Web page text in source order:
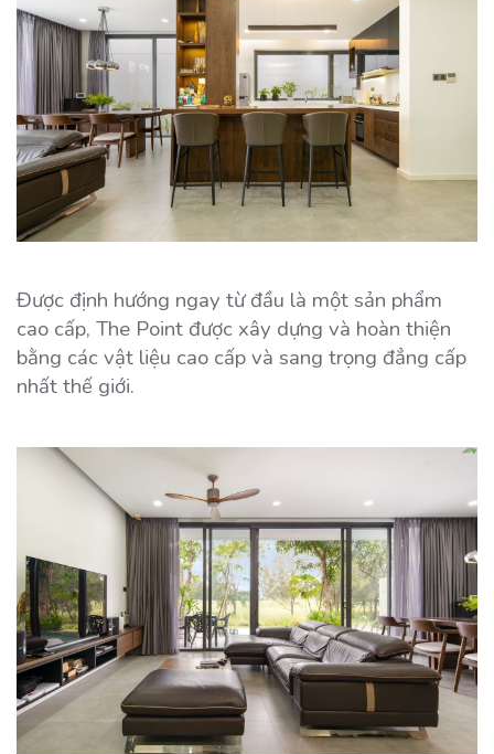
Được định hướng ngay từ đầu là một sản phẩm
cao cấp, The Point được xây dựng và hoàn thiện
bằng các vật liệu cao cấp và sang trọng đẳng cấp
nhất thế giới.